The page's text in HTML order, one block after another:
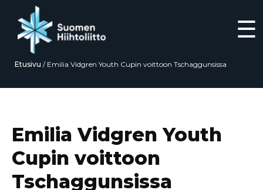
☰
Etusivu / Emilia Vidgren Youth Cupin voittoon Tschaggunsissa
Emilia Vidgren Youth
Cupin voittoon
Tschaggunsissa